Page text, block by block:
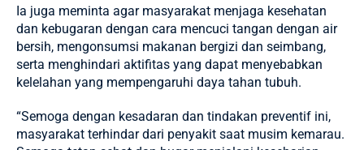
Ia juga meminta agar masyarakat menjaga kesehatan
dan kebugaran dengan cara mencuci tangan dengan air
bersih, mengonsumsi makanan bergizi dan seimbang,
serta menghindari aktifitas yang dapat menyebabkan
kelelahan yang mempengaruhi daya tahan tubuh.
“Semoga dengan kesadaran dan tindakan preventif ini,
masyarakat terhindar dari penyakit saat musim kemarau.